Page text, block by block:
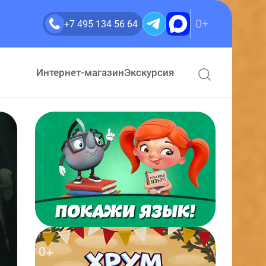
+7 495 134 56 64 0+
Интернет-магазинЭкскурсия